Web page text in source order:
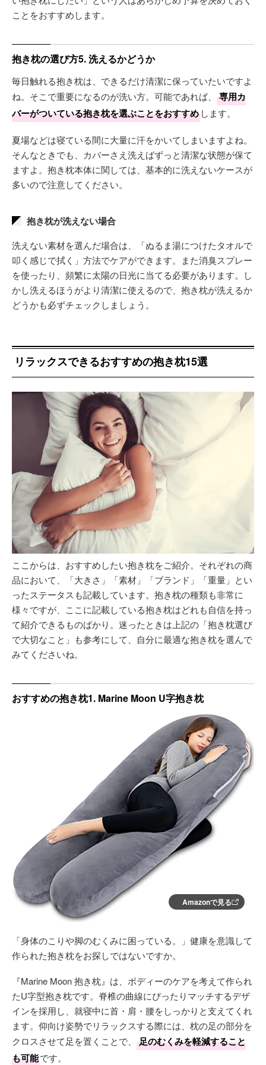
ことをおすすめします。
抱き枕の選び方5. 洗えるかどうか
毎日触れる抱き枕は、できるだけ清潔に保っていたいですよ
ね。そこで重要になるのが洗い方。可能であれば、
専用カ
バーがついている抱き枕を選ぶことをおすすめ します。
夏場などは寝ている間に大量に汗をかいてしまいますよね。
そんなときでも、カバーさえ洗えばずっと清潔な状態が保て
ますよ。抱き枕本体に関しては、基本的に洗えないケースが
多いので注意してください。
抱き枕が洗えない場合
洗えない素材を選んだ場合は、「ぬるま湯につけたタオルで
叩く感じで拭く」方法でケアができます。また消臭スプレー
を使ったり、頻繁に太陽の日光に当てる必要があります。し
かし洗えるほうがより清潔に使えるので、抱き枕が洗えるか
どうかも必ずチェックしましょう。
リラックスできるおすすめの抱き枕15選
ここからは、おすすめしたい抱き枕をご紹介。それぞれの商
品において、「大きさ」「素材」「ブランド」「重量」とい
ったステータスも記載しています。抱き枕の種類も非常に
様々ですが、ここに記載している抱き枕はどれも自信を持っ
て紹介できるものばかり。迷ったときは上記の「抱き枕選び
で大切なこと」も参考にして、自分に最適な抱き枕を選んで
みてくださいね。
おすすめの抱き枕1. Marine Moon U字抱き枕
Amazonで見る
「身体のこりや脚のむくみに困っている。」健康を意識して
作られた抱き枕をお探しではないですか。
『Marine Moon 抱き枕』は、ボディーのケアを考えて作られ
たU字型抱き枕です。脊椎の曲線にぴったりマッチするデザ
インを採用し、就寝中に首・肩・腰をしっかりと支えてくれ
ます。仰向け姿勢でリラックスする際には、枕の足の部分を
クロスさせて足を置くことで、
足のむくみを軽減すること
も可能です。